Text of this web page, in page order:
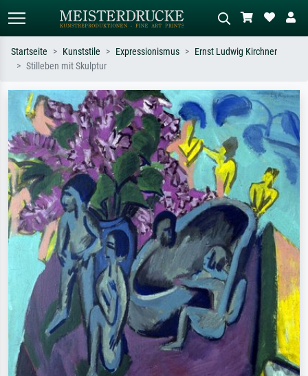
Suchen Sie nach Künstlern, Werktiteln
oder Stilen – z.B. Monet,
Sternennacht, Impressionismus, Welle
Hokusai, Akt.
Beschreiben Sie die Szene – z.B. Grüne
Wiese, Abstrakt mit viel Rot, Dunkles
Ölgemälde, Stehender Akt neben einem
Baum.
Startseite Kunststile Expressionismus
Ernst Ludwig Kirchner
Stilleben mit Skulptur